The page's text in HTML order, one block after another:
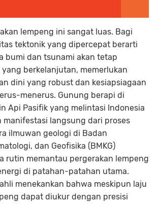
lempeng ini sangat luas. Bagi
tektonik yang dipercepat berarti
bumi dan tsunami akan tetap
berkelanjutan, memerlukan
dini yang robust dan kesiapsiagaan
menerus. Gunung berapi di
Api Pasifik yang melintasi Indonesia
manifestasi langsung dari proses
ilmuwan geologi di Badan
dan Geofisika (BMKG)
rutin memantau pergerakan lempeng
di patahan-patahan utama.
menekankan bahwa meskipun laju
dapat diukur dengan presisi